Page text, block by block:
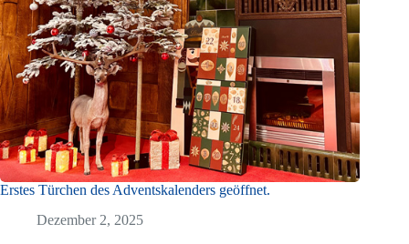
Erstes Türchen des Adventskalenders geöffnet.
Dezember 2, 2025